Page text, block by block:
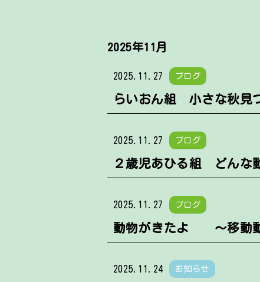
2025年11月
2025.11.27 ブログ
らいおん組 小さな秋見
2025.11.27 ブログ
２歳児あひる組 どんな
2025.11.27 ブログ
動物がきたよ ～移動
2025.11.24 お知らせ